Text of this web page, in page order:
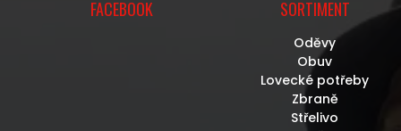
FACEBOOK SORTIMENT
Oděvy
Obuv
Lovecké potřeby
Zbraně
Střelivo